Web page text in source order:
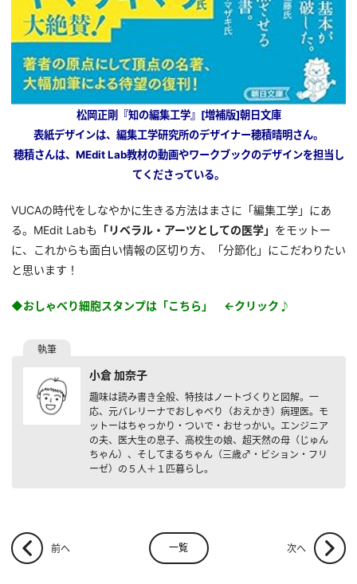
松岡正剛『知の編集工学』[増補版]朝日文庫
表紙デザインは、 編集工学研究所のデザイナー穂積晴明さん。
穂積さんは、 MEdit Lab教材の動画やワークブックのデザインを担当し
てくださっている。
VUCAの時代をしなやかに生きる方法はまさに「編集工学」にあ
る。MEdit Labも 「リベラル・アーツとしての医学」 をモットー
に、これからも面白い情報の区切り方、「分節化」にこだわりたい
と思います！
◆おしゃべり細胞スタンプは「こちら」 ←クリック♪
小倉 加奈子
趣味は読み書き全般、特技はノートづくりと図解。一
応、元バレリーナでおしゃべり（おえかき）病理医。モ
ットーはちゃっかり・ついで・おせっかい。エンジニア
の夫、医大生の息子、高校生の娘、超天然の母（じゅん
ちゃん）、そしてまるちゃん（三歳♂・ビション・フリ
ーゼ）の５人＋１匹暮らし。
前へ 一覧 次へ